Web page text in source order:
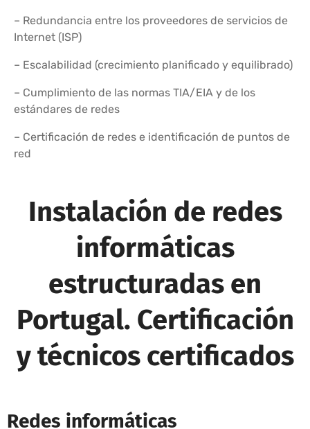
– Redundancia entre los proveedores de servicios de
Internet (ISP)
– Escalabilidad (crecimiento planificado y equilibrado)
– Cumplimiento de las normas TIA/EIA y de los
estándares de redes
– Certificación de redes e identificación de puntos de
red
Instalación de redes
informáticas
estructuradas en
Portugal. Certificación
y técnicos certificados
Redes informáticas